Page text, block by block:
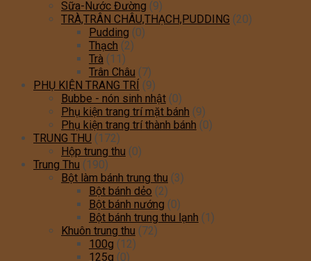
Sữa-Nước Đường (9)
TRÀ,TRÂN CHÂU,THẠCH,PUDDING (20)
Pudding (0)
Thạch (2)
Trà (11)
Trân Châu (7)
PHỤ KIỆN TRANG TRÍ (9)
Bubbe - nón sinh nhật (0)
Phụ kiện trang trí mặt bánh (9)
Phụ kiện trang trí thành bánh (0)
TRUNG THU (172)
Hộp trung thu (0)
Trung Thu (190)
Bột làm bánh trung thu (3)
Bột bánh dẻo (2)
Bột bánh nướng (0)
Bột bánh trung thu lạnh (1)
Khuôn trung thu (72)
100g (12)
125g (0)